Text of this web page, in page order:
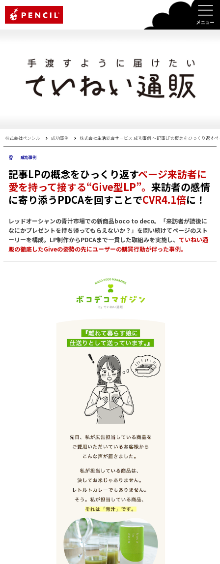
株式会社ペンシル 成功事例 株式会社生活総合サービス 成功事例 〜記事LPの概念をひっくり返す
成功事例
記事LPの概念をひっくり返すページ来訪者に
愛を持って接する“Give型LP”。 来訪者の感情
に寄り添うPDCAを回すことでCVR4.1倍に！
レッドオーシャンの青汁市場での新商品boco to deco。「来訪者が読後に
なにかプレゼントを持ち帰ってもらえないか？」を問い続けてページのスト
ーリーを構成。LP制作からPDCAまで一貫した取組みを実施し、 ていねい通
販の徹底したGiveの姿勢の先にユーザーの購買行動が伴った事例。